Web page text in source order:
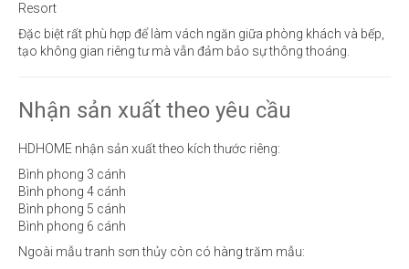
Resort
Đặc biệt rất phù hợp để làm vách ngăn giữa phòng khách và bếp,
tạo không gian riêng tư mà vẫn đảm bảo sự thông thoáng.
Nhận sản xuất theo yêu cầu
HDHOME nhận sản xuất theo kích thước riêng:
Bình phong 3 cánh
Bình phong 4 cánh
Bình phong 5 cánh
Bình phong 6 cánh
Ngoài mẫu tranh sơn thủy còn có hàng trăm mẫu: